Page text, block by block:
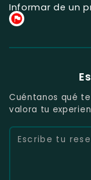
Informar de un
Cuéntanos qué
valora tu